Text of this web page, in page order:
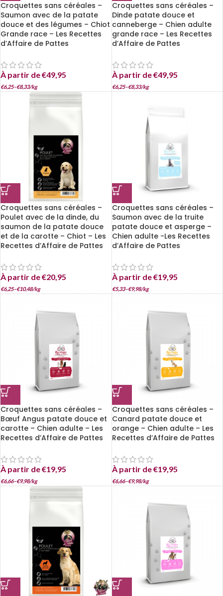
Croquettes sans céréales –
Saumon avec de la patate
douce et des légumes – Chiot
Grande race – Les Recettes
d’Affaire de Pattes
À partir de€49,95
€6,25–€8,33/kg
Croquettes sans céréales –
Dinde patate douce et
canneberge – Chien adulte
grande race – Les Recettes
d’Affaire de Pattes
À partir de€49,95
€6,25–€8,33/kg
Croquettes sans céréales –
Poulet avec de la dinde, du
saumon de la patate douce
et de la carotte – Chiot – Les
Recettes d’Affaire de Pattes
À partir de€20,95
€6,25–€10,48/kg
Croquettes sans céréales –
Saumon avec de la truite
patate douce et asperge –
Chien adulte -Les Recettes
d’Affaire de Pattes
À partir de€19,95
€5,33–€9,98/kg
Croquettes sans céréales –
Bœuf Angus patate douce et
carotte – Chien adulte – Les
Recettes d’Affaire de Pattes
À partir de€19,95
€6,66–€9,98/kg
Croquettes sans céréales –
Canard patate douce et
orange – Chien adulte – Les
Recettes d’Affaire de Pattes
À partir de€19,95
€6,66–€9,98/kg